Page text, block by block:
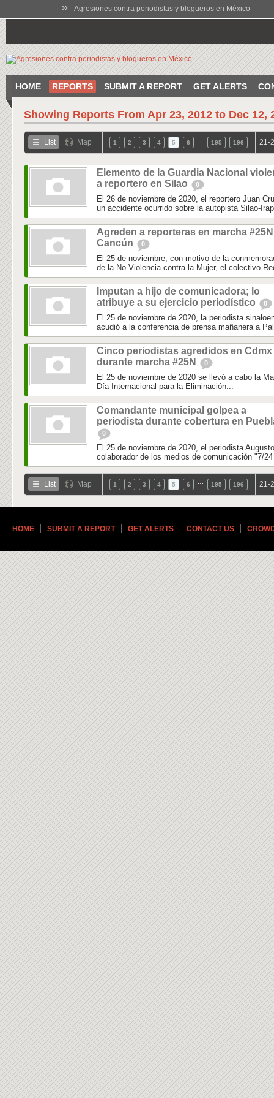
» Agresiones contra periodistas y blogueros en México
HOME REPORTS SUBMIT A REPORT GET ALERTS
Showing Reports From Apr 23, 2012 to Dec 12,
List Map 1 2 3 4 5 6 195 196 21-
Elemento de la Guardia Nacional
a reportero en Silao
0
El 26 de noviembre de 2020, el reportero Juan
un accidente ocurrido sobre la autopista Silao-
Agreden a reporteras en marcha
Cancún
0
El 25 de noviembre, con motivo de la
de la No Violencia contra la Mujer, el colectivo
Imputan a hijo de comunicadora; lo
atribuye a su ejercicio periodístico
0
El 25 de noviembre de 2020, la periodista
acudió a la conferencia de prensa mañanera a
Cinco periodistas agredidos en Cdmx
durante marcha #25N
0
El 25 de noviembre de 2020 se llevó a cabo la
Día Internacional para la Eliminación...
Comandante municipal golpea a
periodista durante cobertura en
0
El 25 de noviembre de 2020, el periodista
colaborador de los medios de comunicación "7/
List Map 1 2 3 4 5 6 195 196 21-
HOME SUBMIT A REPORT GET ALERTS CONTACT US